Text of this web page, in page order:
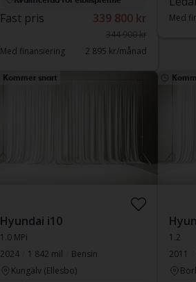
Fast pris 339 800 kr
344 900 kr
Med finansiering
2 895 kr/månad
Med
Kommer snart
Hyundai i10
1.0 MPi
2024
1 842 mil
Bensin
Kungälv (Ellesbo)
1.2
2011